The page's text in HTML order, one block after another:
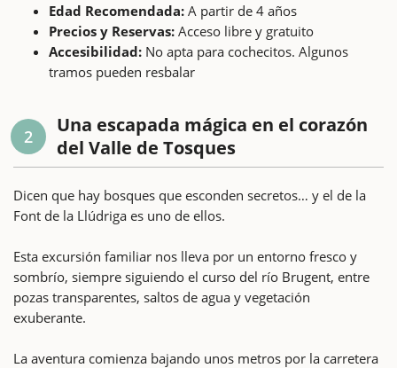
Edad Recomendada: A partir de 4 años
Precios y Reservas: Acceso libre y gratuito
Accesibilidad: No apta para cochecitos. Algunos
tramos pueden resbalar
2
Una escapada mágica en el corazón
del Valle de Tosques
Dicen que hay bosques que esconden secretos… y el de la
Font de la Llúdriga es uno de ellos.
Esta excursión familiar nos lleva por un entorno fresco y
sombrío, siempre siguiendo el curso del río Brugent, entre
pozas transparentes, saltos de agua y vegetación
exuberante.
La aventura comienza bajando unos metros por la carretera